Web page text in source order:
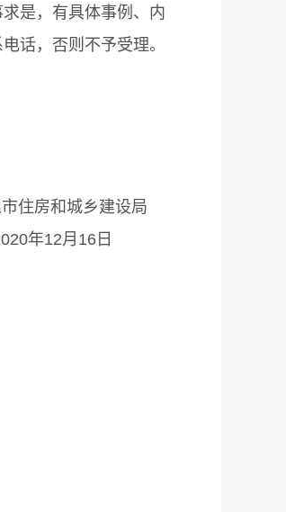
是，有具体事例、内
话，否则不予受理。
局